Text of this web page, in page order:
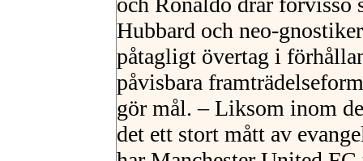
Hubbard och neo-
påtagligt övertag i
påvisbara
gör mål. – Liksom inom
det ett stort mått av